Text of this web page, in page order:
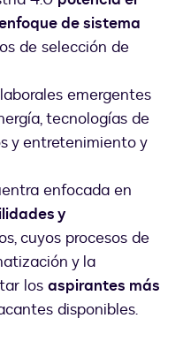
de sistema
de selección de
emergentes
tecnologías de
y entretenimiento y
enfocada en
y
cuyos procesos de
y la
los aspirantes más
disponibles.